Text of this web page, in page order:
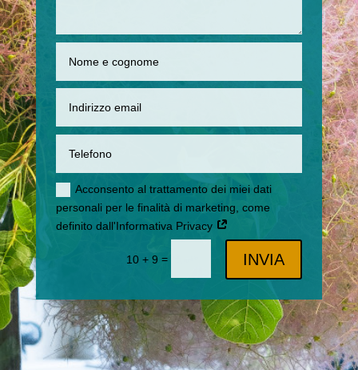
Acconsento al trattamento dei miei dati
personali per le finalità di marketing, come
definito dall'Informativa Privacy
10 + 9 = INVIA